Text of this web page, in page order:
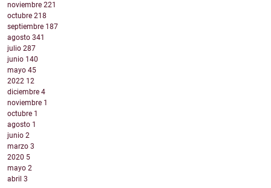
noviembre 221
octubre 218
septiembre 187
agosto 341
julio 287
junio 140
mayo 45
2022 12
diciembre 4
noviembre 1
octubre 1
agosto 1
junio 2
marzo 3
2020 5
mayo 2
abril 3